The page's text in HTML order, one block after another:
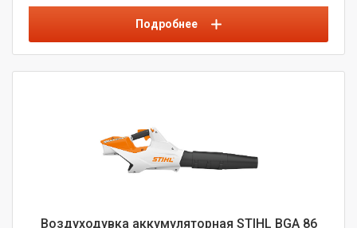
Подробнее
Воздуходувка аккумуляторная STIHL BGA 86